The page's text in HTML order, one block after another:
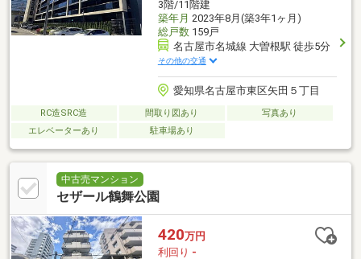
3階/11階建
築年月 2023年8月(築3年1ヶ月)
総戸数159戸
名古屋市名城線 大曽根駅 徒歩5分
その他の交通
愛知県名古屋市東区矢田５丁目
RC造SRC造 間取り図あり
写真あり
エレベーターあり
駐車場あり
中古売マンション
セザール鶴舞公園
420万円
利回り -